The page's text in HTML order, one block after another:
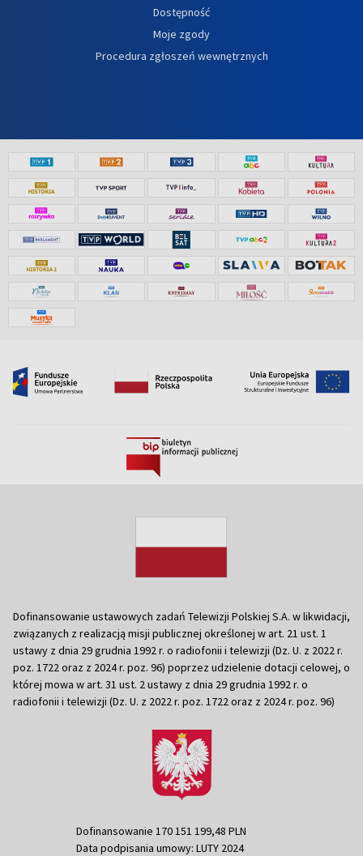
Dostępność
Moje zgody
Procedura zgłoszeń wewnętrznych
Dofinansowanie ustawowych zadań Telewizji Polskiej S.A. w likwidacji,
związanych z realizacją misji publicznej określonej w art. 21 ust. 1
ustawy z dnia 29 grudnia 1992 r. o radiofonii i telewizji (Dz. U. z 2022 r.
poz. 1722 oraz z 2024 r. poz. 96) poprzez udzielenie dotacji celowej, o
której mowa w art. 31 ust. 2 ustawy z dnia 29 grudnia 1992 r. o
radiofonii i telewizji (Dz. U. z 2022 r. poz. 1722 oraz z 2024 r. poz. 96)
Dofinansowanie 170 151 199,48 PLN
Data podpisania umowy: LUTY 2024